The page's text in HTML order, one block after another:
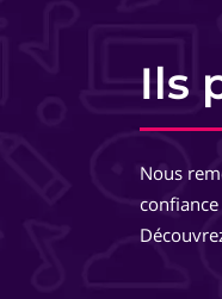
Ils
Nous
Equipe très pro,
travailler avec
même les yeux